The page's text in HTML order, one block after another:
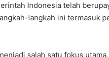
Indonesia telah
langkah ini termasuk
salah satu fokus